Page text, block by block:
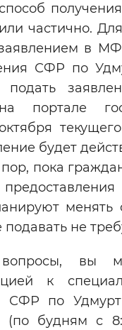
частично.
заявлением в
СФР по
портале
будет
пор, пока
менять
не
вы
к
СФР по
(по будням с